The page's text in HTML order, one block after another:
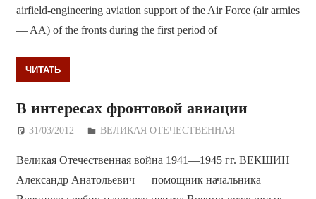
airfield-engineering aviation support of the Air Force (air armies
— AA) of the fronts during the first period of
ЧИТАТЬ
В интересах фронтовой авиации
31/03/2012 Дежурный по Редакции
ВЕЛИКАЯ ОТЕЧЕСТВЕННАЯ
Великая Отечественная война 1941—1945 гг. ВЕКШИН
Александр Анатольевич — помощник начальника